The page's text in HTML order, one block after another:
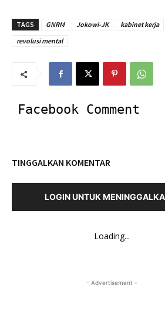
TAGS GNRM Jokowi-JK kabinet kerja
revolusi mental
Facebook Comment
TINGGALKAN KOMENTAR
LOGIN UNTUK
Loading...
- Advertisement -